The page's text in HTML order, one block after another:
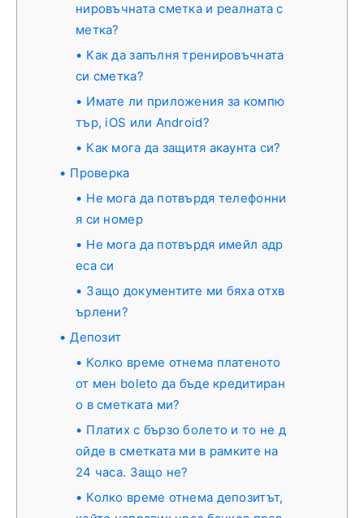
нировъчната сметка и реалната с
метка?
Как да запълня тренировъчната
си сметка?
Имате ли приложения за компю
тър, iOS или Android?
Как мога да защитя акаунта си?
Проверка
Не мога да потвърдя телефонни
я си номер
Не мога да потвърдя имейл адр
еса си
Защо документите ми бяха отхв
ърлени?
Депозит
Колко време отнема платеното
от мен boleto да бъде кредитиран
о в сметката ми?
Платих с бързо болето и то не д
ойде в сметката ми в рамките на
24 часа. Защо не?
Колко време отнема депозитът,